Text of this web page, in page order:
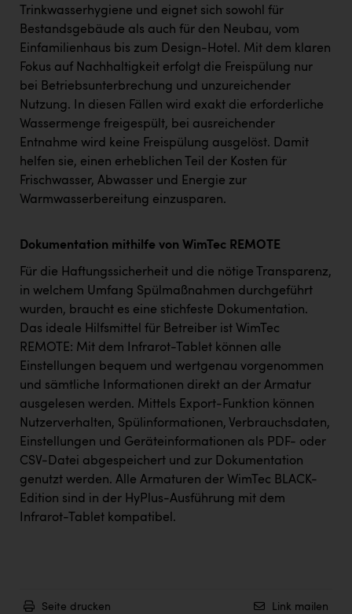
Trinkwasserhygiene und eignet sich sowohl für
Bestandsgebäude als auch für den Neubau, vom
Einfamilienhaus bis zum Design-Hotel. Mit dem klaren
Fokus auf Nachhaltigkeit erfolgt die Freispülung nur
bei Betriebsunterbrechung und unzureichender
Nutzung. In diesen Fällen wird exakt die erforderliche
Wassermenge freigespült, bei ausreichender
Entnahme wird keine Freispülung ausgelöst. Damit
helfen sie, einen erheblichen Teil der Kosten für
Frischwasser, Abwasser und Energie zur
Warmwasserbereitung einzusparen.
Dokumentation mithilfe von WimTec REMOTE
Für die Haftungssicherheit und die nötige Transparenz,
in welchem Umfang Spülmaßnahmen durchgeführt
wurden, braucht es eine stichfeste Dokumentation.
Das ideale Hilfsmittel für Betreiber ist WimTec
REMOTE: Mit dem Infrarot-Tablet können alle
Einstellungen bequem und wertgenau vorgenommen
und sämtliche Informationen direkt an der Armatur
ausgelesen werden. Mittels Export-Funktion können
Nutzerverhalten, Spülinformationen, Verbrauchsdaten,
Einstellungen und Geräteinformationen als PDF- oder
CSV-Datei abgespeichert und zur Dokumentation
genutzt werden. Alle Armaturen der WimTec BLACK-
Edition sind in der HyPlus-Ausführung mit dem
Infrarot-Tablet kompatibel.
Seite drucken Link mailen